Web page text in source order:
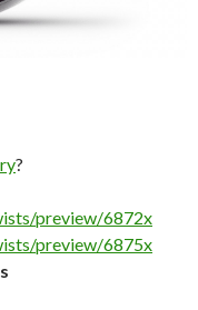
?
preview/6872x
preview/6875x